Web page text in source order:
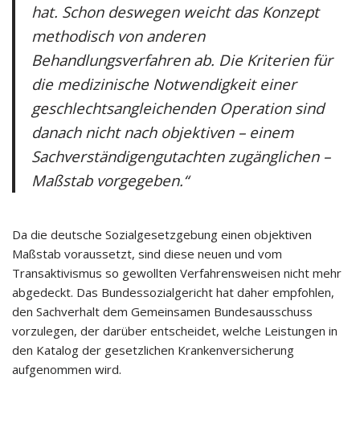
hat. Schon deswegen weicht das Konzept
methodisch von anderen
Behandlungsverfahren ab. Die Kriterien für
die medizinische Notwendigkeit einer
geschlechtsangleichenden Operation sind
danach nicht nach objektiven – einem
Sachverständigengutachten zugänglichen –
Maßstab vorgegeben.“
Da die deutsche Sozialgesetzgebung einen objektiven
Maßstab voraussetzt, sind diese neuen und vom
Transaktivismus so gewollten Verfahrensweisen nicht mehr
abgedeckt. Das Bundessozialgericht hat daher empfohlen,
den Sachverhalt dem Gemeinsamen Bundesausschuss
vorzulegen, der darüber entscheidet, welche Leistungen in
den Katalog der gesetzlichen Krankenversicherung
aufgenommen wird.